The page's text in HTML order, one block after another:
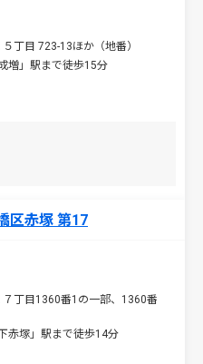
丁目 723-13ほか（地番）
増」駅まで徒歩15分
区赤塚 第17
７丁目1360番1の一部、1360番
赤塚」駅まで徒歩14分